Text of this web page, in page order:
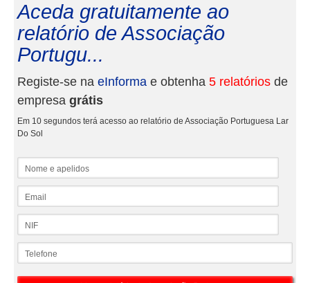
Aceda gratuitamente ao
relatório de Associação
Portugu...
Registe-se na eInforma e obtenha 5 relatórios de
empresa grátis
Em 10 segundos terá acesso ao relatório de Associação Portuguesa Lar
Do Sol